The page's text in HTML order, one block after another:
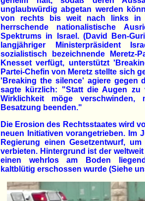
unglaubwürdig abgetan werden
von rechts bis weit nach links in
herrschende nationalistische
Spektrums in Israel. (David Ben-
langjähriger Ministerpräsident
sozialistisch bezeichnende
Knesset verfügt, unterstützt
Partei-Chefin von Meretz stellte sich
'Breaking the silence' agiere gegen
sagte kürzlich: "Statt die Augen
Wirklichkeit möge
Besatzung beenden."
Die Erosion des Rechtsstaates wird
neuen Initiativen vorangetrieben. Im
Regierung einen Gesetzentwurf,
verbieten. Hintergrund ist der
einen wehrlos am Boden
kaltblütig erschossen wurde (Siehe